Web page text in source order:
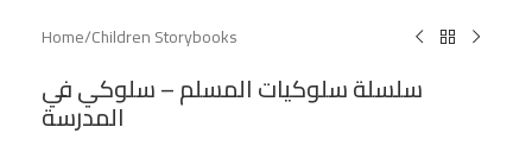
Home/Children Storybooks
سلسلة سلوكيات المسلم – سلوكي في
المدرسة